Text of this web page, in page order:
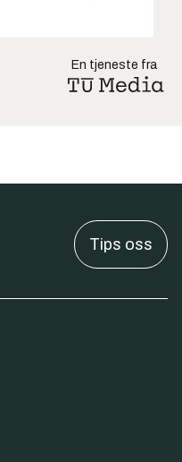
En tjeneste fra
Tips oss